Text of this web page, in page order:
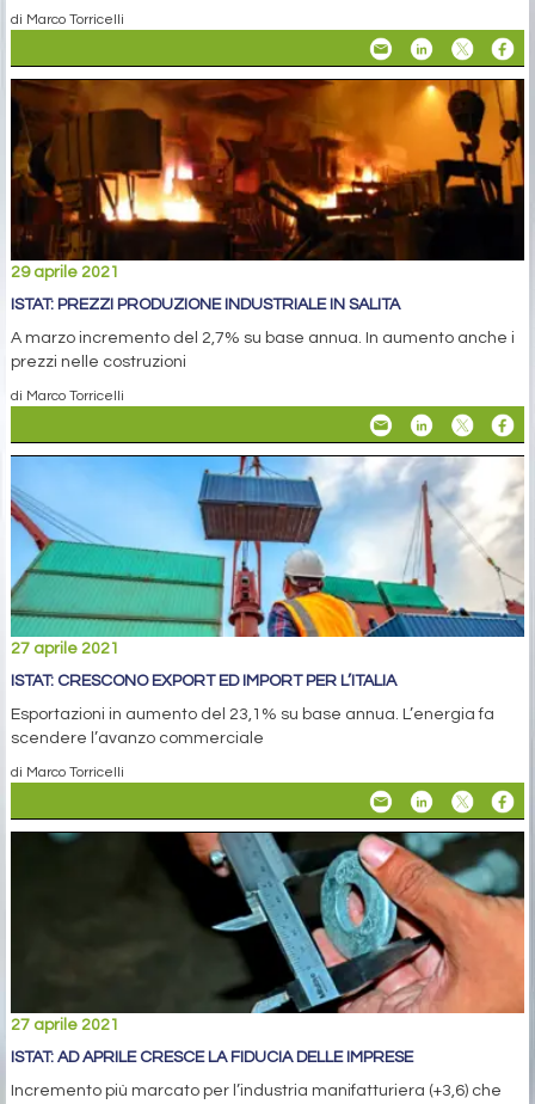
di Marco Torricelli
29 aprile 2021
ISTAT: PREZZI PRODUZIONE INDUSTRIALE IN SALITA
A marzo incremento del 2,7% su base annua. In aumento anche i
prezzi nelle costruzioni
di Marco Torricelli
27 aprile 2021
ISTAT: CRESCONO EXPORT ED IMPORT PER L’ITALIA
Esportazioni in aumento del 23,1% su base annua. L’energia fa
scendere l’avanzo commerciale
di Marco Torricelli
27 aprile 2021
ISTAT: AD APRILE CRESCE LA FIDUCIA DELLE IMPRESE
Incremento più marcato per l’industria manifatturiera (+3,6) che